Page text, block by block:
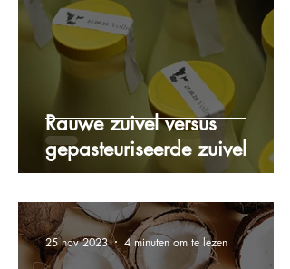
Rauwe zuivel versus
gepasteuriseerde zuivel
25 nov 2023 4 minuten om te lezen